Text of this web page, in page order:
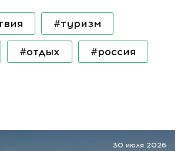
#туризм
#отдых #россия
30 июля 2026